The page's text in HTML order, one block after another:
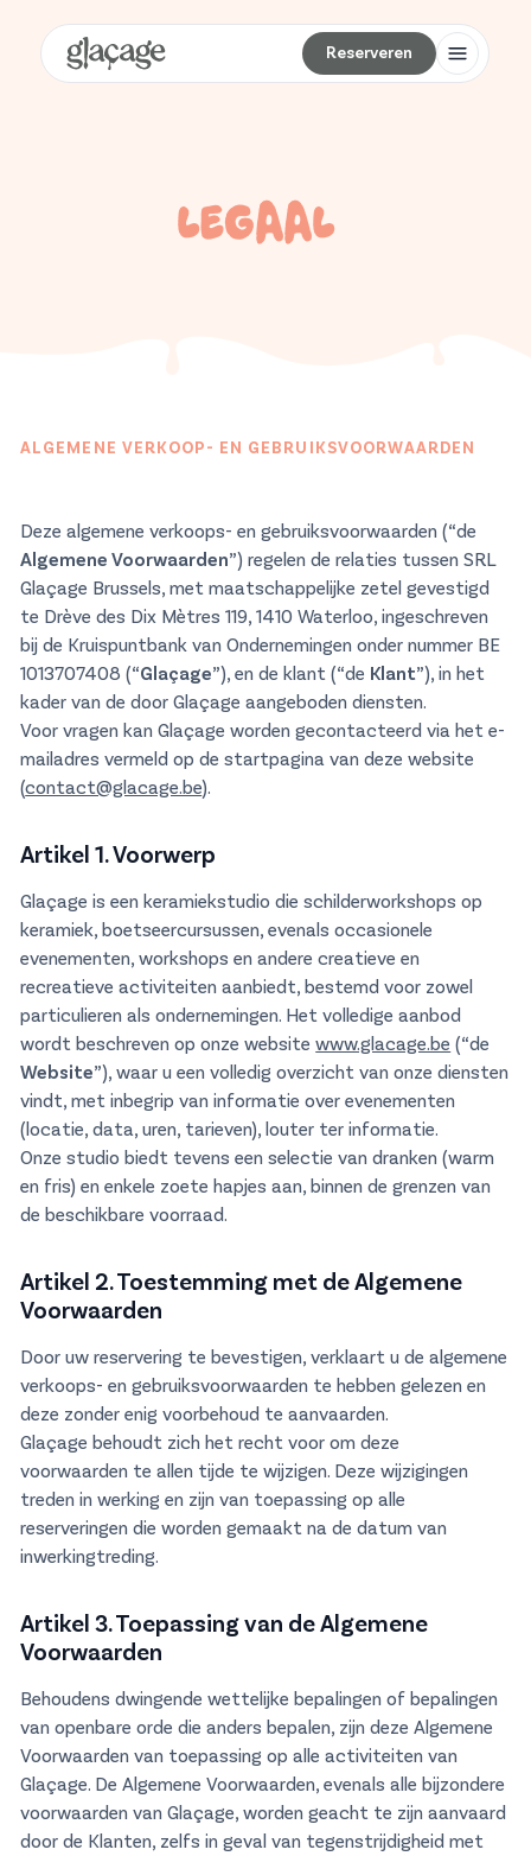
Reserveren
Reserveren
LEGAAL
ALGEMENE VERKOOP- EN GEBRUIKSVOORWAARDEN
Deze algemene verkoops- en gebruiksvoorwaarden (“de
Algemene Voorwaarden”) regelen de relaties tussen SRL
Glaçage Brussels, met maatschappelijke zetel gevestigd
te Drève des Dix Mètres 119, 1410 Waterloo, ingeschreven
bij de Kruispuntbank van Ondernemingen onder nummer BE
1013707408 (“Glaçage”), en de klant (“de Klant”), in het
kader van de door Glaçage aangeboden diensten.
Voor vragen kan Glaçage worden gecontacteerd via het e-
mailadres vermeld op de startpagina van deze website
(contact@glacage.be).
Artikel 1. Voorwerp
Glaçage is een keramiekstudio die schilderworkshops op
keramiek, boetseercursussen, evenals occasionele
evenementen, workshops en andere creatieve en
recreatieve activiteiten aanbiedt, bestemd voor zowel
particulieren als ondernemingen. Het volledige aanbod
wordt beschreven op onze websitewww.glacage.be (“de
Website”), waar u een volledig overzicht van onze diensten
vindt, met inbegrip van informatie over evenementen
(locatie, data, uren, tarieven), louter ter informatie.
Onze studio biedt tevens een selectie van dranken (warm
en fris) en enkele zoete hapjes aan, binnen de grenzen van
de beschikbare voorraad.
Artikel 2. Toestemming met de Algemene
Voorwaarden
Door uw reservering te bevestigen, verklaart u de algemene
verkoops- en gebruiksvoorwaarden te hebben gelezen en
deze zonder enig voorbehoud te aanvaarden.
Glaçage behoudt zich het recht voor om deze
voorwaarden te allen tijde te wijzigen. Deze wijzigingen
treden in werking en zijn van toepassing op alle
reserveringen die worden gemaakt na de datum van
inwerkingtreding.
Artikel 3. Toepassing van de Algemene
Voorwaarden
Behoudens dwingende wettelijke bepalingen of bepalingen
van openbare orde die anders bepalen, zijn deze Algemene
Voorwaarden van toepassing op alle activiteiten van
Glaçage. De Algemene Voorwaarden, evenals alle bijzondere
voorwaarden van Glaçage, worden geacht te zijn aanvaard
door de Klanten, zelfs in geval van tegenstrijdigheid met